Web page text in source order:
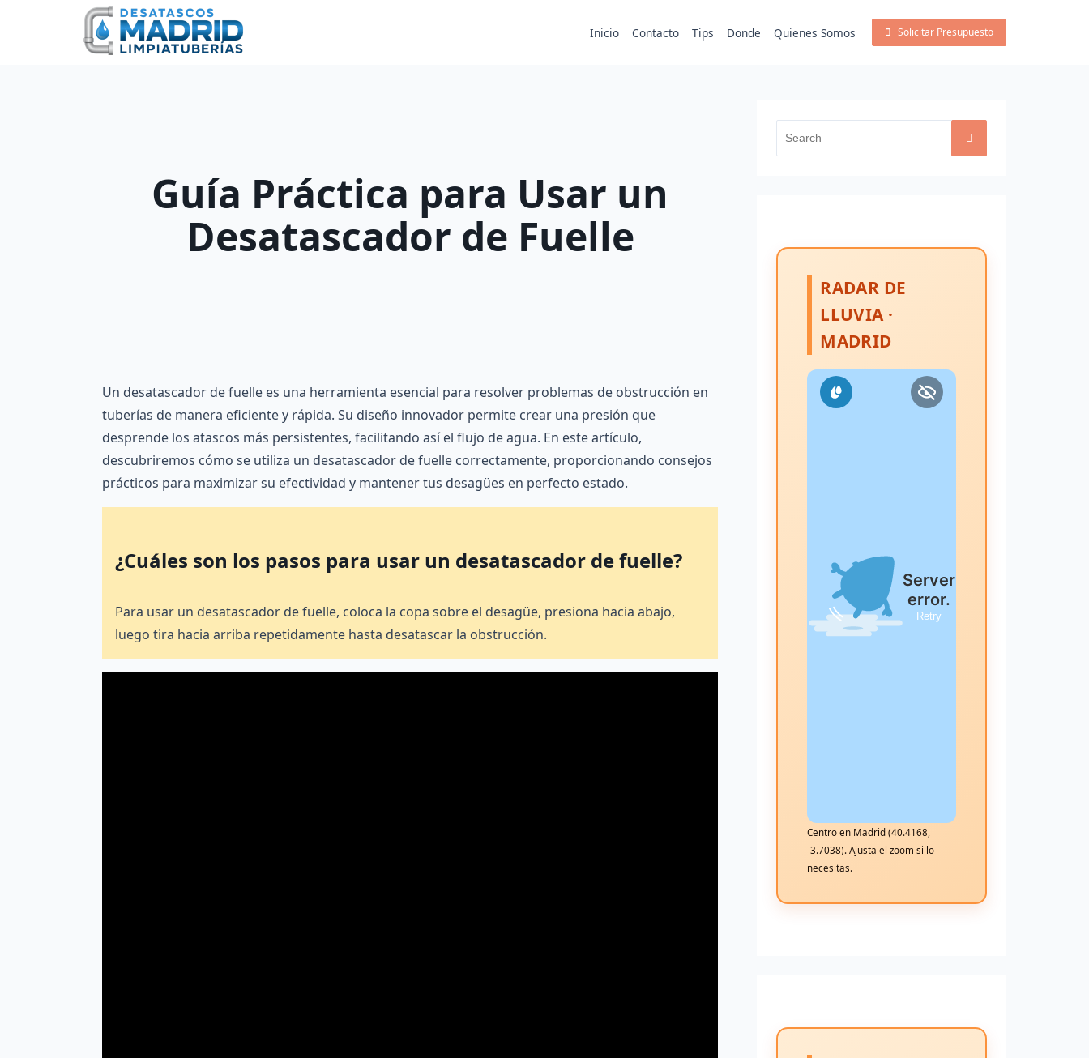
Inicio Contacto Tips Donde Quienes Somos Solicitar Presupuesto
Guía Práctica para Usar un
Desatascador de Fuelle
Un desatascador de fuelle es una herramienta esencial para resolver problemas de obstrucción en
tuberías de manera eficiente y rápida. Su diseño innovador permite crear una presión que
desprende los atascos más persistentes, facilitando así el flujo de agua. En este artículo,
descubriremos cómo se utiliza un desatascador de fuelle correctamente, proporcionando consejos
prácticos para maximizar su efectividad y mantener tus desagües en perfecto estado.
¿Cuáles son los pasos para usar un desatascador de fuelle?
Para usar un desatascador de fuelle, coloca la copa sobre el desagüe, presiona hacia abajo,
luego tira hacia arriba repetidamente hasta desatascar la obstrucción.
Search
for:
RADAR DE
LLUVIA ·
MADRID
Centro en Madrid (40.4168,
-3.7038). Ajusta el zoom si lo
necesitas.